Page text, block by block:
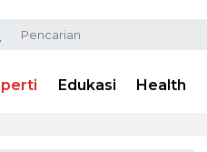
Edukasi Health